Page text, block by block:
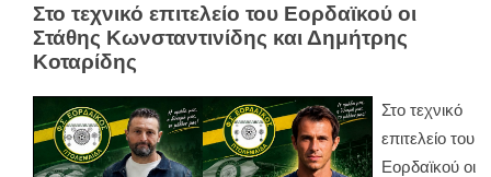
Στο τεχνικό επιτελείο του Εορδαϊκού οι
Στάθης Κωνσταντινίδης και Δημήτρης
Κοταρίδης
Στο τεχνικό
επιτελείο του
Εορδαϊκού οι